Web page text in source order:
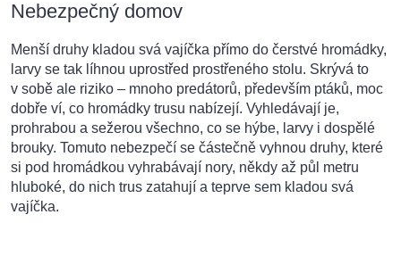
Nebezpečný domov
Menší druhy kladou svá vajíčka přímo do čerstvé hromádky,
larvy se tak líhnou uprostřed prostřeného stolu. Skrývá to
v sobě ale riziko – mnoho predátorů, především ptáků, moc
dobře ví, co hromádky trusu nabízejí. Vyhledávají je,
prohrabou a sežerou všechno, co se hýbe, larvy i dospělé
brouky. Tomuto nebezpečí se částečně vyhnou druhy, které
si pod hromádkou vyhrabávají nory, někdy až půl metru
hluboké, do nich trus zatahují a teprve sem kladou svá
vajíčka.